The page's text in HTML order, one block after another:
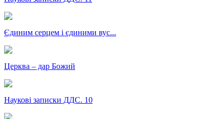
Єдиним серцем і єдиними вус...
Церква – дар Божий
Наукові записки ДДС. 10